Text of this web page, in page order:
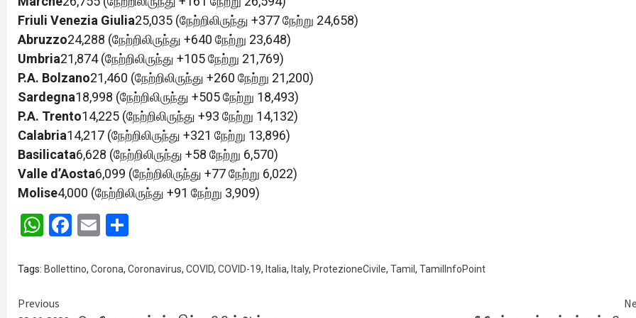
Friuli Venezia Giulia25,035 (நேற்றிலிருந்து +377 நேற்று 24,658)
Abruzzo24,288 (நேற்றிலிருந்து +640 நேற்று 23,648)
Umbria21,874 (நேற்றிலிருந்து +105 நேற்று 21,769)
P.A. Bolzano21,460 (நேற்றிலிருந்து +260 நேற்று 21,200)
Sardegna18,998 (நேற்றிலிருந்து +505 நேற்று 18,493)
P.A. Trento14,225 (நேற்றிலிருந்து +93 நேற்று 14,132)
Calabria14,217 (நேற்றிலிருந்து +321 நேற்று 13,896)
Basilicata6,628 (நேற்றிலிருந்து +58 நேற்று 6,570)
Valle d’Aosta6,099 (நேற்றிலிருந்து +77 நேற்று 6,022)
Molise4,000 (நேற்றிலிருந்து +91 நேற்று 3,909)
WhatsApp
Facebook
Email
Tags: Bollettino, Corona, Coronavirus, COVID, COVID-19, Italia, Italy, ProtezioneCivile, Tamil , TamilInfoPoint
Continue
Previous